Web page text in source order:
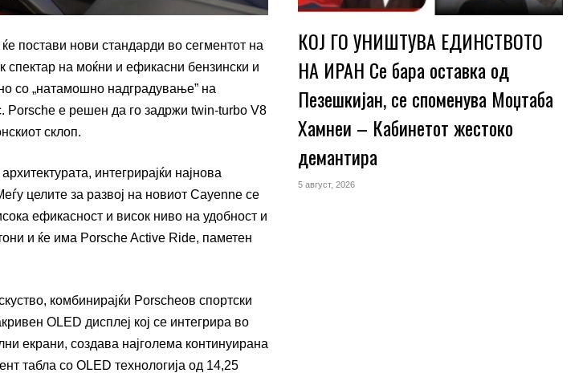
постави нови стандарди во сегментот на
спектар на моќни и ефикасни бензински и
со „натамошно надградување” на
Porsche е решен да го задржи twin-turbo V8
склоп.
интегрирајќи најнова
целите за развој на новиот Cayenne се
ефикасност и висок ниво на удобност и
и ќе има Porsche Active Ride, паметен
комбинирајќи Porscheов спортски
OLED дисплеј кој се интегрира во
екрани, создава најголема континуирана
табла со OLED технологија од 14,25
КОЈ ГО УНИШТУВА ЕДИНСТВОТО
НА ИРАН Се бара оставка од
Пезешкијан, се споменува Моџтаба
Хамнеи – Кабинетот жестоко
демантира
5 август, 2026